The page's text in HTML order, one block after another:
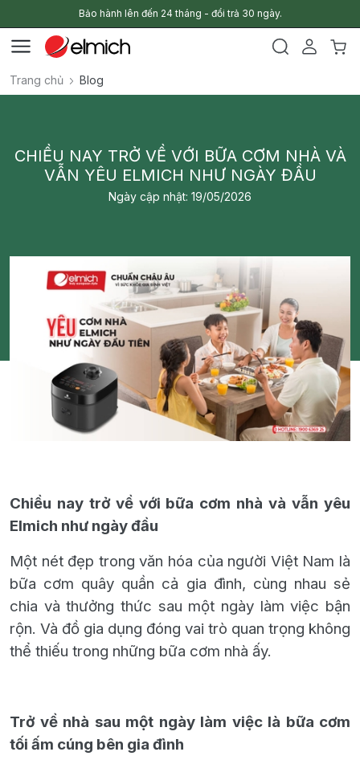
Bảo hành lên đến 24 tháng - đổi trả 30 ngày.
Trang chủ Blog
CHIỀU NAY TRỞ VỀ VỚI BỮA CƠM NHÀ VÀ
VẪN YÊU ELMICH NHƯ NGÀY ĐẦU
Ngày cập nhật: 19/05/2026
Chiều nay trở về với bữa cơm nhà và vẫn yêu
Elmich như ngày đầu
Một nét đẹp trong văn hóa của người Việt Nam là
bữa cơm quây quần cả gia đình, cùng nhau sẻ
chia và thưởng thức sau một ngày làm việc bận
rộn. Và đồ gia dụng đóng vai trò quan trọng không
thể thiếu trong những bữa cơm nhà ấy.
Trở về nhà sau một ngày làm việc là bữa cơm
tối ấm cúng bên gia đình